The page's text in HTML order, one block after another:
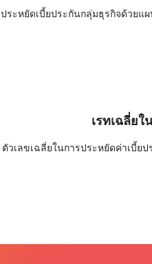
ประหยัดเบี้ยประกันกลุ่มธุรกิจด้วยแ
เรทเฉลี่ย
ตัวเลขเฉลี่ยในการประหยัดค่าเบี้ย